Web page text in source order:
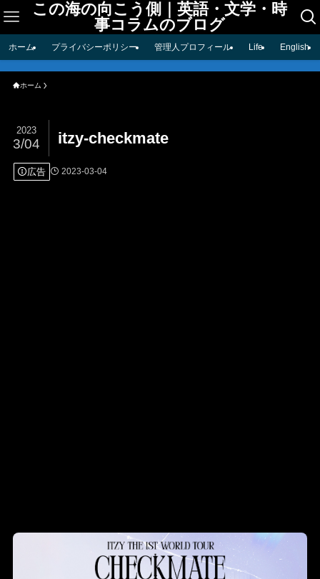
この海の向こう側｜英語・文学・時
事コラムのブログ
ホーム プライバシーポリシー 管理人プロフィール Life English
ホーム
itzy-checkmate
2023
3/04
広告 2023-03-04